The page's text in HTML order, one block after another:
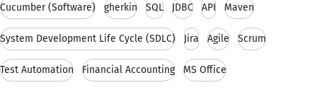
Cucumber (Software) gherkin SQL JDBC API Maven
System Development Life Cycle (SDLC) Jira Agile Scrum
Test Automation Financial Accounting MS Office